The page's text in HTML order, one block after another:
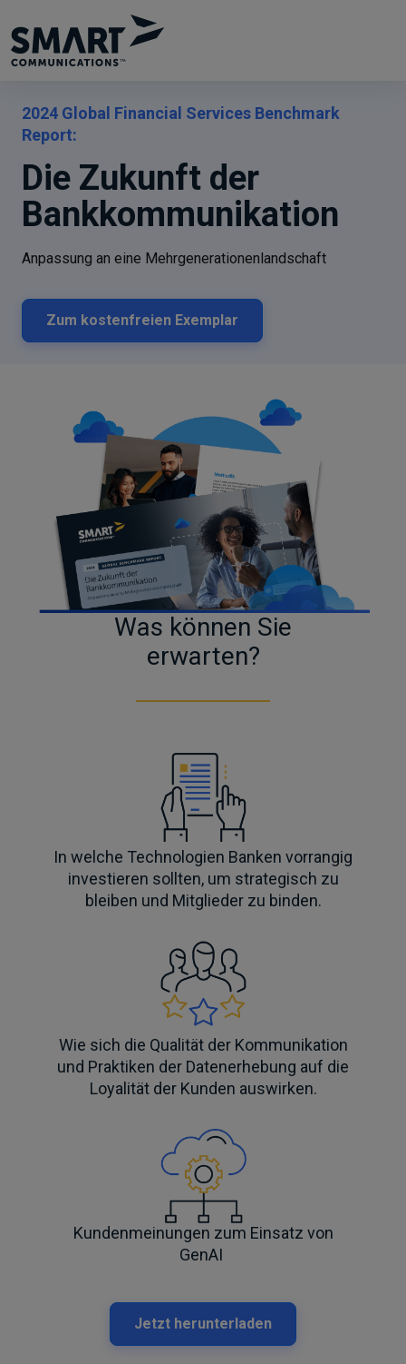
2024 Global Financial Services Benchmark
Report:
Die Zukunft der
Bankkommunikation
Anpassung an eine Mehrgenerationenlandschaft
Zum kostenfreien Exemplar
Was können Sie
erwarten?
In welche Technologien Banken vorrangig
investieren sollten, um strategisch zu
bleiben und Mitglieder zu binden.
Wie sich die Qualität der Kommunikation
und Praktiken der Datenerhebung auf die
Loyalität der Kunden auswirken.
Kundenmeinungen zum Einsatz von
GenAI
Jetzt herunterladen